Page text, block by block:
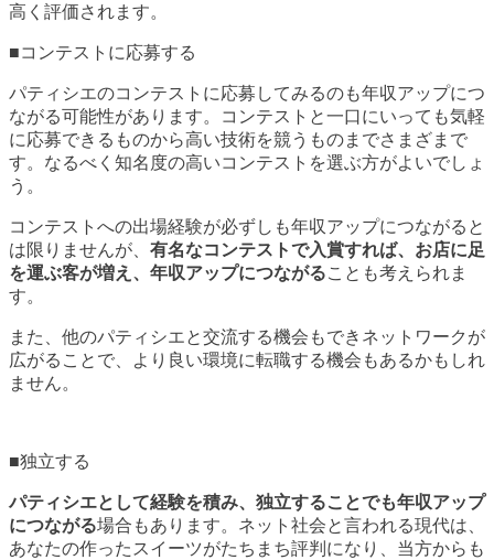
高く評価されます。
■コンテストに応募する
パティシエのコンテストに応募してみるのも年収アップにつ
ながる可能性があります。コンテストと一口にいっても気軽
に応募できるものから高い技術を競うものまでさまざまで
す。なるべく知名度の高いコンテストを選ぶ方がよいでしょ
う。
コンテストへの出場経験が必ずしも年収アップにつながると
は限りませんが、 有名なコンテストで入賞すれば、お店に足
を運ぶ客が増え、年収アップにつながることも考えられま
す。
また、他のパティシエと交流する機会もできネットワークが
広がることで、より良い環境に転職する機会もあるかもしれ
ません。
■独立する
パティシエとして経験を積み、独立することでも年収アップ
につながる場合もあります。ネット社会と言われる現代は、
あなたの作ったスイーツがたちまち評判になり、当方からも